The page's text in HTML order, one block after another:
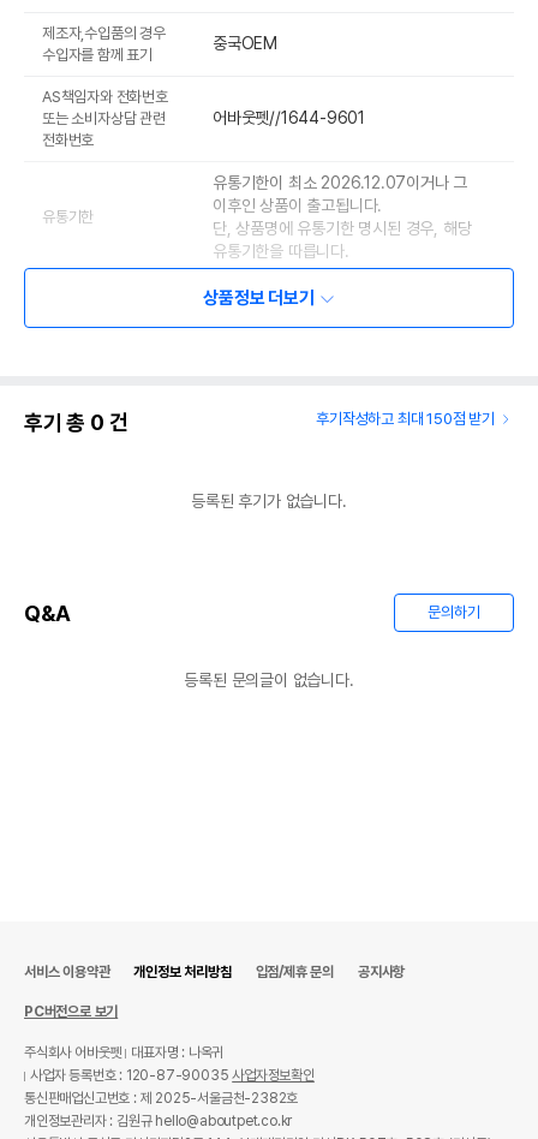
제조자,수입품의 경우
수입자를 함께 표기
중국OEM
AS책임자와 전화번호
또는 소비자상담 관련
전화번호
어바웃펫//1644-9601
유통기한
유통기한이 최소 2026.12.07이거나 그
이후인 상품이 출고됩니다.
단, 상품명에 유통기한 명시된 경우, 해당
유통기한을 따릅니다.
상품정보 더보기
후기 총 0 건 후기작성하고 최대 150점 받기
등록된 후기가 없습니다.
Q&A 문의하기
등록된 문의글이 없습니다.
서비스 이용약관 개인정보 처리방침 입점/제휴 문의 공지사항
PC버전으로 보기
주식회사 어바웃펫
대표자명 : 나옥귀
사업자 등록번호 : 120-87-90035사업자정보확인
통신판매업신고번호 : 제 2025-서울금천-2382호
개인정보관리자 : 김원규 hello@aboutpet.co.kr